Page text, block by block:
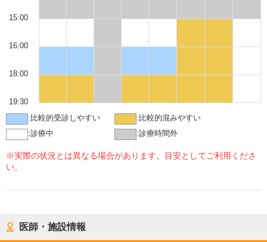
15:00
16:00
18:00
19:30
: 比較的受診しやすい : 比較的混みやすい
:診療中 :診療時間外
※実際の状況とは異なる場合があります。目安としてご利用くださ
い。
医師・施設情報